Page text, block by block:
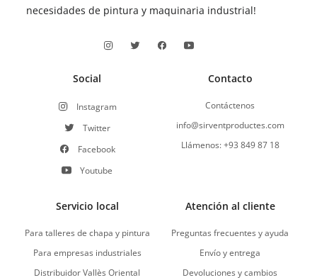
necesidades de pintura y maquinaria industrial!
Social
Instagram
Twitter
Facebook
Youtube
Contacto
Contáctenos
info@sirventproductes.com
Llámenos: +93 849 87 18
Servicio local
Para talleres de chapa y pintura
Para empresas industriales
Distribuidor Vallès Oriental
Atención al cliente
Preguntas frecuentes y ayuda
Envío y entrega
Devoluciones y cambios